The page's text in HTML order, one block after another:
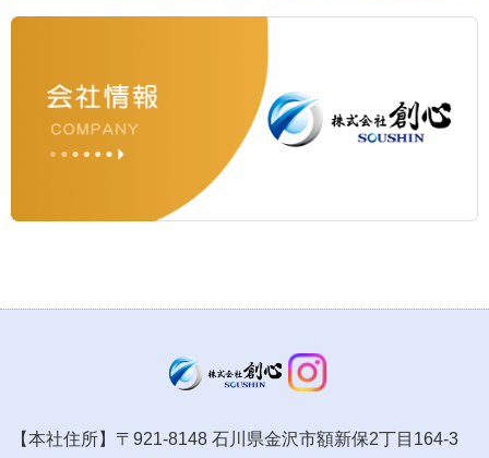
【本社住所】〒921-8148 石川県金沢市額新保2丁目164-3